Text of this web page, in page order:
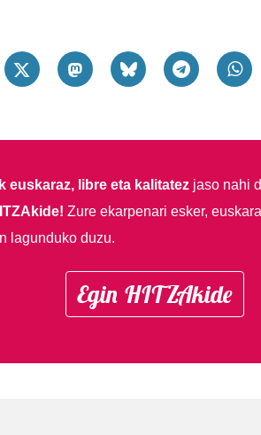
euskaraz, libre eta kalitatezjaso nahi
Zure ekarpenari esker,
lagunduko duzu.
Egin HITZAkide